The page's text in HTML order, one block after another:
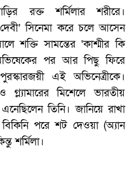
রক্ত শর্মিলার শরীরে।
সিনেমা করে চলে আসেন
শক্তি সামন্তের ‘কাশ্মীর কি
পর আর পিছু ফিরে
এই অভিনেত্রীকে।
মিশেলে ভারতীয়
তিনি। জানিয়ে রাখা
পরে শট দেওয়া (অ্যান
শর্মিলা।